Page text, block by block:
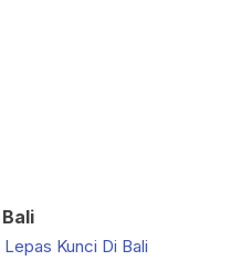
Kunci Di Bali